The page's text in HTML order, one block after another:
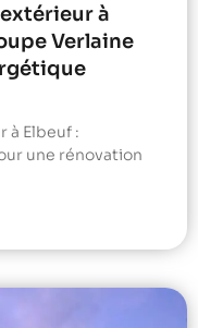
à
Verlaine
à Elbeuf :
une rénovation